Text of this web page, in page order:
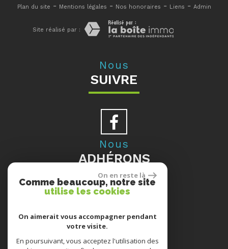
Plan du site - Mentions légales - Nos honoraires - Liens - Admin
Site réalisé par :
Nous
SUIVRE
Nous
ADHÉRONS
Se
CONNECTER
On en reste là
Comme beaucoup, notre site
utilise les cookies
On aimerait vous accompagner pendant
votre visite.
En poursuivant, vous acceptez l'utilisation des